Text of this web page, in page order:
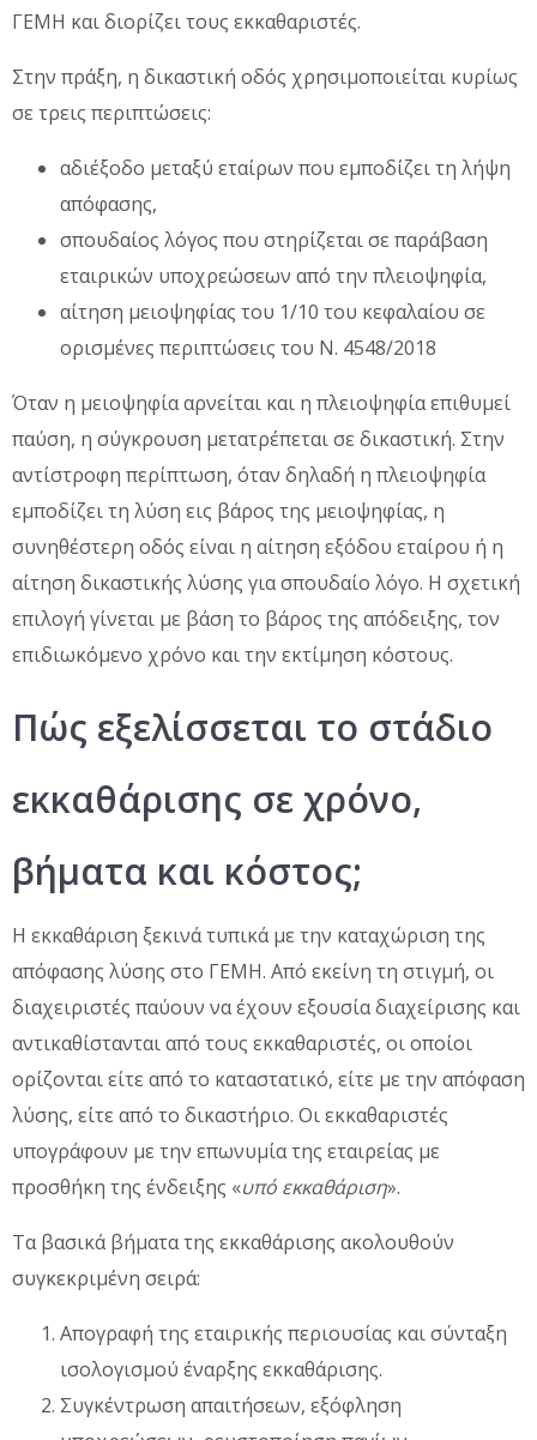
ΓΕΜΗ και διορίζει τους εκκαθαριστές.
Στην πράξη, η δικαστική οδός χρησιμοποιείται κυρίως
σε τρεις περιπτώσεις:
αδιέξοδο μεταξύ εταίρων που εμποδίζει τη λήψη
απόφασης,
σπουδαίος λόγος που στηρίζεται σε παράβαση
εταιρικών υποχρεώσεων από την πλειοψηφία,
αίτηση μειοψηφίας του 1/10 του κεφαλαίου σε
ορισμένες περιπτώσεις του Ν. 4548/2018
Όταν η μειοψηφία αρνείται και η πλειοψηφία επιθυμεί
παύση, η σύγκρουση μετατρέπεται σε δικαστική. Στην
αντίστροφη περίπτωση, όταν δηλαδή η πλειοψηφία
εμποδίζει τη λύση εις βάρος της μειοψηφίας, η
συνηθέστερη οδός είναι η αίτηση εξόδου εταίρου ή η
αίτηση δικαστικής λύσης για σπουδαίο λόγο. Η σχετική
επιλογή γίνεται με βάση το βάρος της απόδειξης, τον
επιδιωκόμενο χρόνο και την εκτίμηση κόστους.
Πώς εξελίσσεται το στάδιο
εκκαθάρισης σε χρόνο,
βήματα και κόστος;
Η εκκαθάριση ξεκινά τυπικά με την καταχώριση της
απόφασης λύσης στο ΓΕΜΗ. Από εκείνη τη στιγμή, οι
διαχειριστές παύουν να έχουν εξουσία διαχείρισης και
αντικαθίστανται από τους εκκαθαριστές, οι οποίοι
ορίζονται είτε από το καταστατικό, είτε με την απόφαση
λύσης, είτε από το δικαστήριο. Οι εκκαθαριστές
υπογράφουν με την επωνυμία της εταιρείας με
προσθήκη της ένδειξης «υπό εκκαθάριση».
Τα βασικά βήματα της εκκαθάρισης ακολουθούν
συγκεκριμένη σειρά:
Απογραφή της εταιρικής περιουσίας και σύνταξη
ισολογισμού έναρξης εκκαθάρισης.
Συγκέντρωση απαιτήσεων, εξόφληση